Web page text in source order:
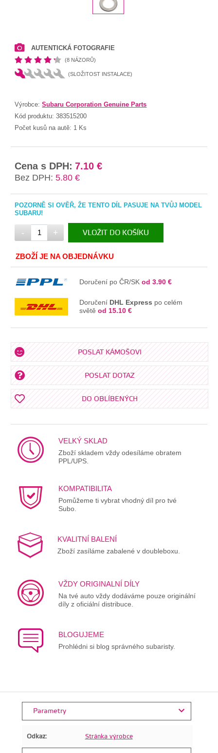
AUTENTICKÁ FOTOGRAFIE
(8 NÁZORŮ)
(SLOŽITOST INSTALACE)
Výrobce:Subaru Corporation Genuine Parts
Kód produktu:383515200
Počet kusů na autě: 1 Ks
Cena s DPH: 7.10 €
Bez DPH: 5.80 €
POZORNĚ SI OVĚŘ, ŽE TENTO DÍL PASUJE NA TVŮJ MODEL
SUBARU!
- + VLOŽIT DO KOŠÍKU
V KOŠÍKU
ZBOŽÍ JE NA OBJEDNÁVKU
Doručení po ČR/SKod 3.90 €
Doručení DHL Express po celém
světěod 15.10 €
POSLAT KÁMOŠOVI
POSLAT DOTAZ
DO OBLÍBENÝCH
VELKÝ SKLAD
Zboží skladem vždy odesíláme obratem
PPL/UPS.
KOMPATIBILITA
Pomůžeme ti vybrat vhodný díl pro tvé
Subo.
KVALITNÍ BALENÍ
Zboží zasíláme zabalené v doubleboxu.
VŽDY ORIGINALNÍ DÍLY
Na tvé auto vždy dodáváme pouze originální
díly z oficiální distribuce.
BLOGUJEME
Prohlédni si blog správného subaristy.
Parametry
Odkaz: Stránka výrobce